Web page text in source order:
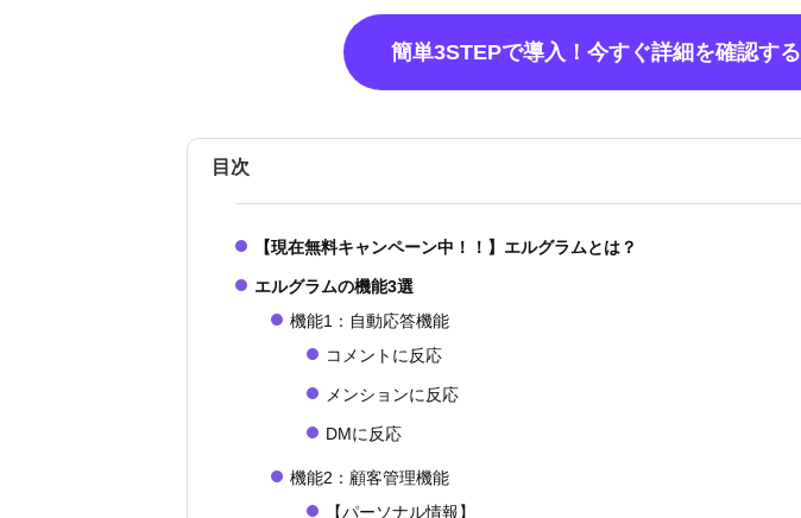
簡単3STEPで導入！今すぐ詳細を確認する
目次
【現在無料キャンペーン中！！】エルグラムとは？
エルグラムの機能3選
機能1：自動応答機能
コメントに反応
メンションに反応
DMに反応
機能2：顧客管理機能
【パーソナル情報】